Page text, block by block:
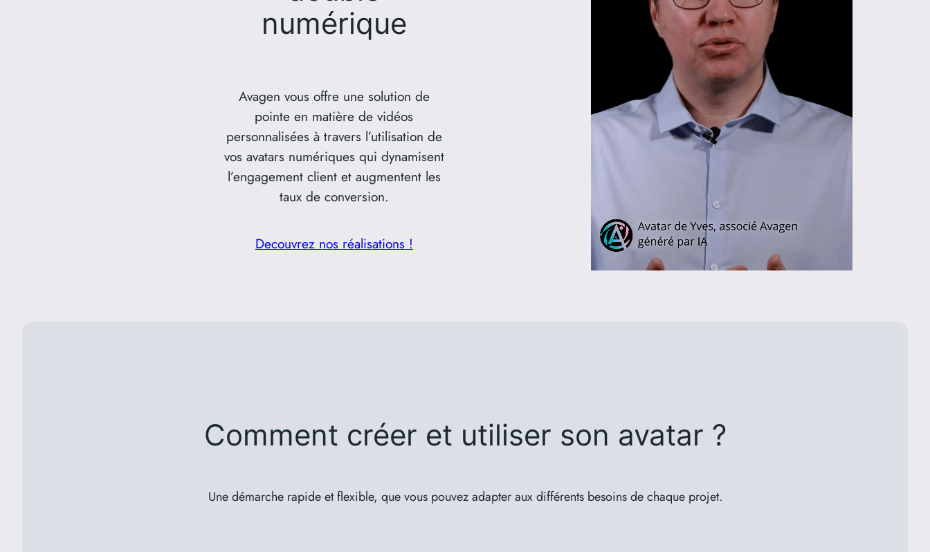
numérique
Avagen vous offre une solution de
pointe en matière de vidéos
personnalisées à travers l’utilisation de
vos avatars numériques qui dynamisent
l’engagement client et augmentent les
taux de conversion.
Decouvrez nos réalisations !
Comment créer et utiliser son avatar ?
Une démarche rapide et flexible, que vous pouvez adapter aux différents besoins de chaque projet.